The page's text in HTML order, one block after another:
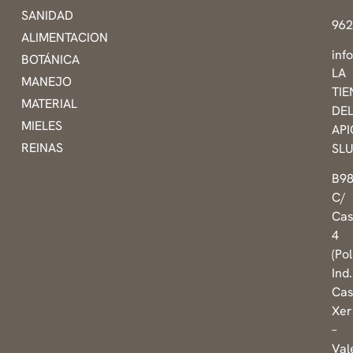
SANIDAD
ALIMENTACION
BOTÁNICA
MANEJO
MATERIAL
MIELES
REINAS
LA
C/
4
Ind.
–